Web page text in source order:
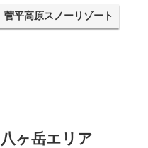
菅平高原スノーリゾート
八ヶ岳エリア